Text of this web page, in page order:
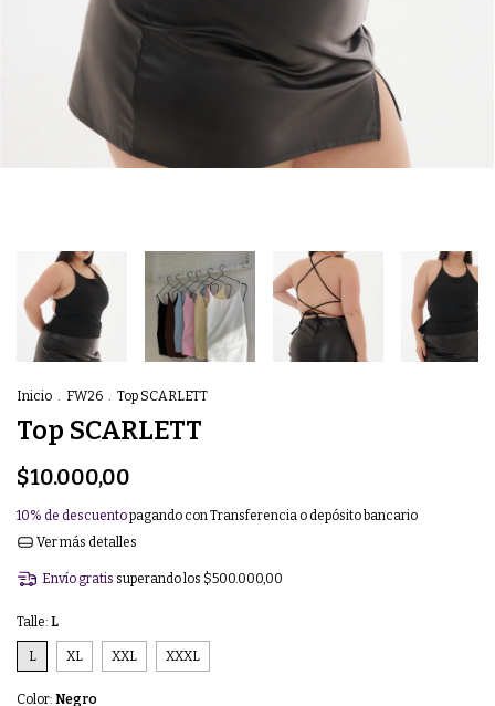
Inicio . FW26 . Top SCARLETT
Top SCARLETT
$10.000,00
10% de descuentopagando con Transferencia o depósito bancario
Ver más detalles
Envío gratis superando los $500.000,00
Talle: L
L XL XXL XXXL
Color: Negro